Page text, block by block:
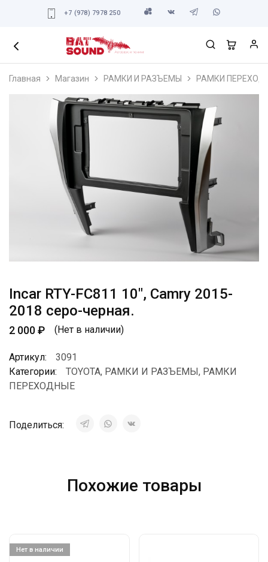
+7 (978) 7978 250
Главная Магазин РАМКИ И РАЗЪЕМЫ РАМКИ
Incar RTY-FC811 10″, Camry 2015-
2018 серо-черная.
2 000₽ (Нет в наличии)
Артикул:
3091
Категории:
TOYOTA, РАМКИ И РАЗЪЕМЫ, РАМКИ
ПЕРЕХОДНЫЕ
Поделиться:
Похожие товары
Нет в наличии